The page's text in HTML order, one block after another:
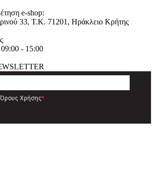
e-shop:
33, T.K. 71201 , Ηράκλειο Κρήτης
- 15:00
Όρους Χρήσης*